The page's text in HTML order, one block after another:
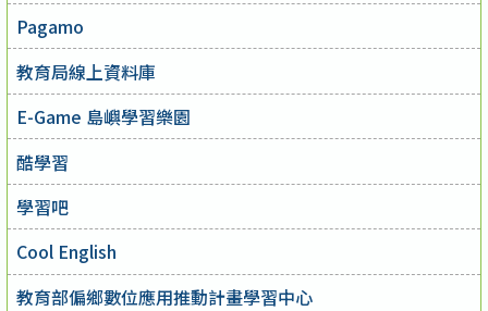
Pagamo
教育局線上資料庫
E-Game 島嶼學習樂園
酷學習
學習吧
Cool English
教育部偏鄉數位應用推動計畫學習中心